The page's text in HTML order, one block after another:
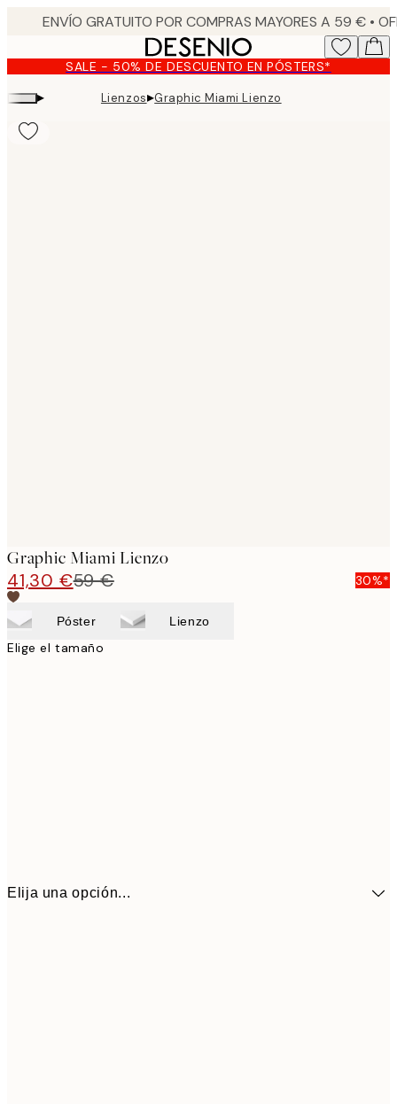
content.SALE - 50% DE DESCUENTO EN PÓSTERS*
▸ Lienzos▸Graphic Miami Lienzo
Graphic Miami Lienzo
41,30 €59 € 30%*
Póster Lienzo
Elige el tamaño
Elija una opción...